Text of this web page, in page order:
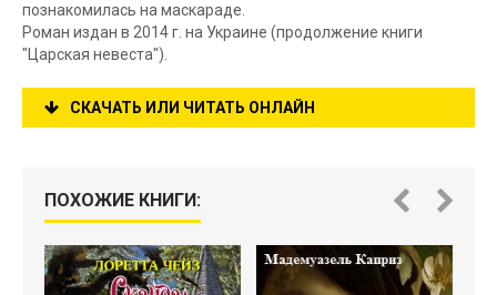
познакомилась на маскараде.
Роман издан в 2014 г. на Украине (продолжение книги
"Царская невеста").
СКАЧАТЬ ИЛИ ЧИТАТЬ ОНЛАЙН
ПОХОЖИЕ КНИГИ: